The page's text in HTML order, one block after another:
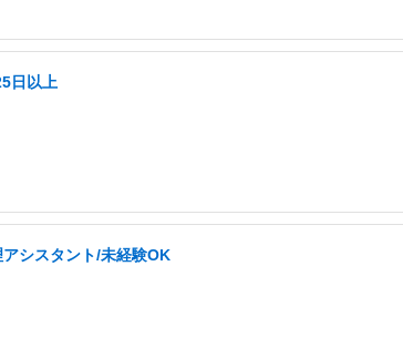
日以上
シスタント/未経験OK